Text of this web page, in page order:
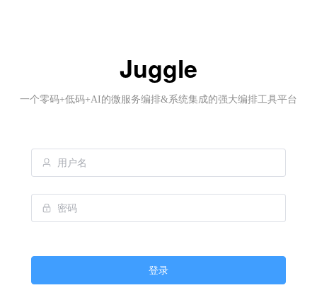
Juggle
一个零码+低码+AI的微服务编排&系统集成的强大编排工具平台
登录